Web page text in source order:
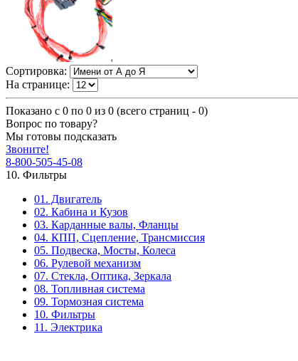
Сортировка:
На странице:
Показано с 0 по 0 из 0 (всего страниц - 0)
Вопрос по товару?
Мы готовы подсказать
Звоните!
8-800-505-45-08
10. Фильтры
01. Двигатель
02. Кабина и Кузов
03. Карданные валы, Фланцы
04. КПП, Сцепление, Трансмиссия
05. Подвеска, Мосты, Колеса
06. Рулевой механизм
07. Стекла, Оптика, Зеркала
08. Топливная система
09. Тормозная система
10. Фильтры
11. Электрика